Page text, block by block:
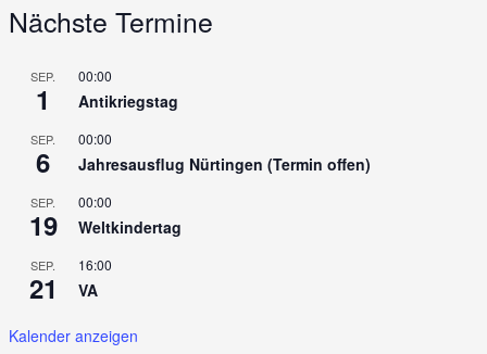
Nächste Termine
SEP.
1
00:00
Antikriegstag
SEP.
6
00:00
Jahresausflug Nürtingen (Termin offen)
SEP.
19
00:00
Weltkindertag
SEP.
21
16:00
VA
Kalender anzeigen